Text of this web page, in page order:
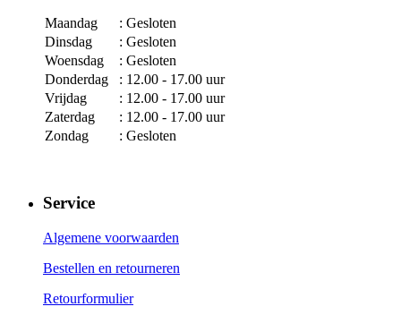
Maandag
: Gesloten
Dinsdag
: Gesloten
Woensdag
: Gesloten
Donderdag
: 12.00 - 17.00 uur
Vrijdag
: 12.00 - 17.00 uur
Zaterdag
: 12.00 - 17.00 uur
Zondag
: Gesloten
Service
Algemene voorwaarden
Bestellen en retourneren
Retourformulier